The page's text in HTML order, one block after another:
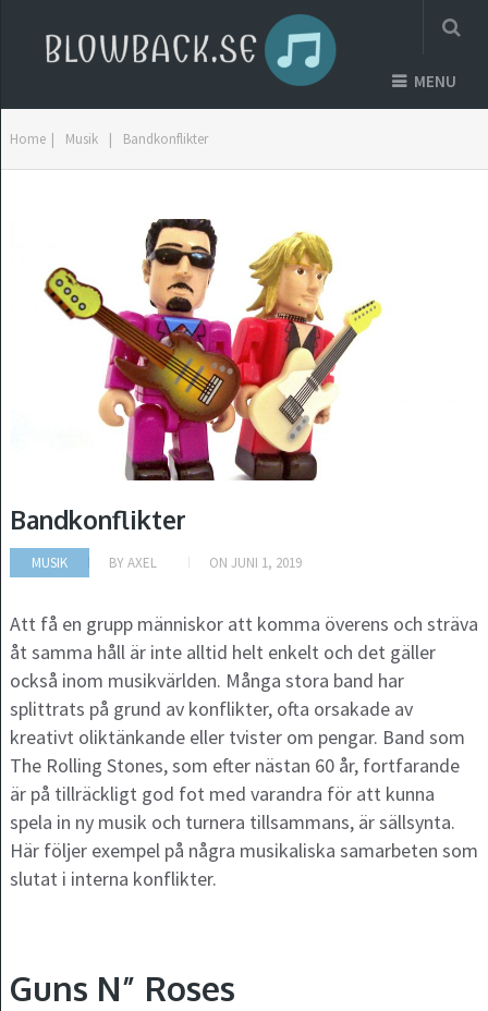
MENU
Home | Musik | Bandkonflikter
Bandkonflikter
MUSIK BY AXEL ON JUNI 1, 2019
Att få en grupp människor att komma överens och sträva
åt samma håll är inte alltid helt enkelt och det gäller
också inom musikvärlden. Många stora band har
splittrats på grund av konflikter, ofta orsakade av
kreativt oliktänkande eller tvister om pengar. Band som
The Rolling Stones, som efter nästan 60 år, fortfarande
är på tillräckligt god fot med varandra för att kunna
spela in ny musik och turnera tillsammans, är sällsynta.
Här följer exempel på några musikaliska samarbeten som
slutat i interna konflikter.
Guns N” Roses